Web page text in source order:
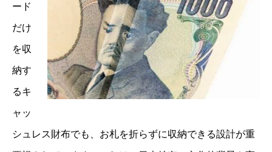
ード
だけ
を収
納す
るキ
ャッ
シュレス財布でも、お札を折らずに収納できる設計が重